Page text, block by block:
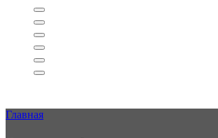
Главная